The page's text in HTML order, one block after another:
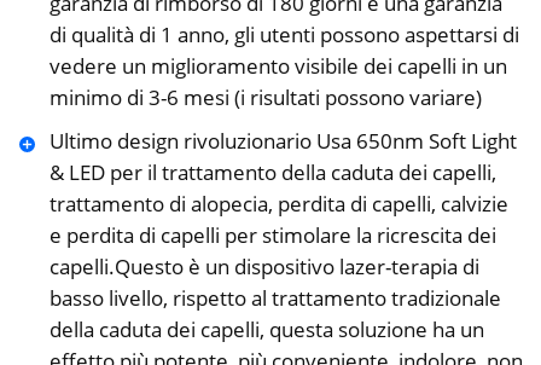
di qualità di 1 anno, gli utenti possono aspettarsi di
vedere un miglioramento visibile dei capelli in un
minimo di 3-6 mesi (i risultati possono variare)
Ultimo design rivoluzionario Usa 650nm Soft Light
& LED per il trattamento della caduta dei capelli,
trattamento di alopecia, perdita di capelli, calvizie
e perdita di capelli per stimolare la ricrescita dei
capelli.Questo è un dispositivo lazer-terapia di
basso livello, rispetto al trattamento tradizionale
della caduta dei capelli, questa soluzione ha un